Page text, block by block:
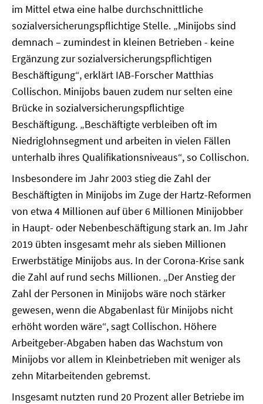
im Mittel etwa eine halbe durchschnittliche
sozialversicherungspflichtige Stelle. „Minijobs sind
demnach – zumindest in kleinen Betrieben - keine
Ergänzung zur sozialversicherungspflichtigen
Beschäftigung“, erklärt IAB-Forscher Matthias
Collischon. Minijobs bauen zudem nur selten eine
Brücke in sozialversicherungspflichtige
Beschäftigung. „Beschäftigte verbleiben oft im
Niedriglohnsegment und arbeiten in vielen Fällen
unterhalb ihres Qualifikationsniveaus“, so Collischon.
Insbesondere im Jahr 2003 stieg die Zahl der
Beschäftigten in Minijobs im Zuge der Hartz-Reformen
von etwa 4 Millionen auf über 6 Millionen Minijobber
in Haupt- oder Nebenbeschäftigung stark an. Im Jahr
2019 übten insgesamt mehr als sieben Millionen
Erwerbstätige Minijobs aus. In der Corona-Krise sank
die Zahl auf rund sechs Millionen. „Der Anstieg der
Zahl der Personen in Minijobs wäre noch stärker
gewesen, wenn die Abgabenlast für Minijobs nicht
erhöht worden wäre“, sagt Collischon. Höhere
Arbeitgeber-Abgaben haben das Wachstum von
Minijobs vor allem in Kleinbetrieben mit weniger als
zehn Mitarbeitenden gebremst.
Insgesamt nutzten rund 20 Prozent aller Betriebe im